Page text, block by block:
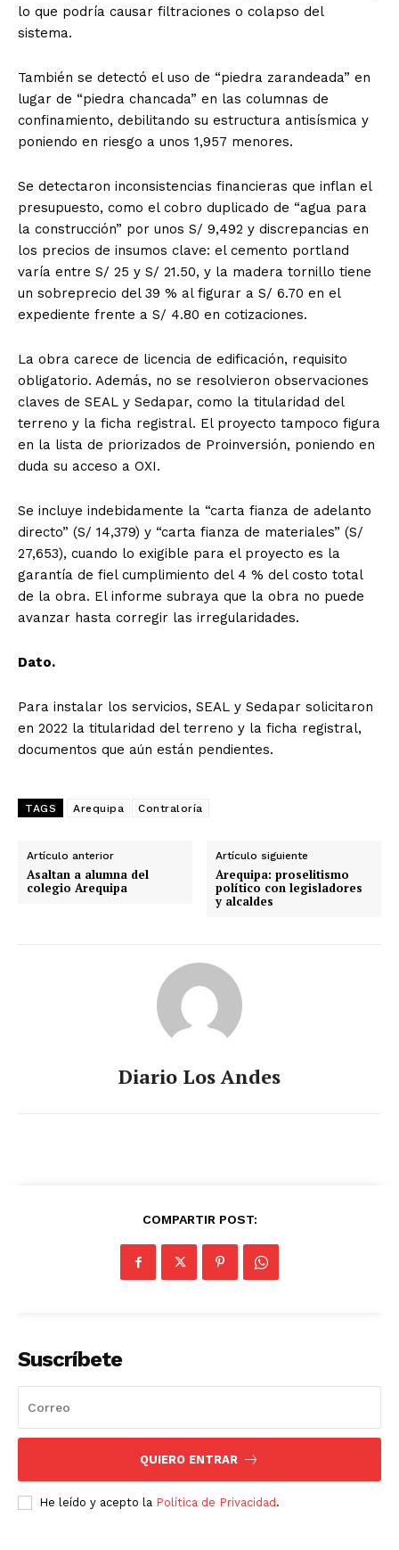
lo que podría causar filtraciones o colapso del
sistema.
También se detectó el uso de “piedra zarandeada” en
lugar de “piedra chancada” en las columnas de
confinamiento, debilitando su estructura antisísmica y
poniendo en riesgo a unos 1,957 menores.
Se detectaron inconsistencias financieras que inflan el
presupuesto, como el cobro duplicado de “agua para
la construcción” por unos S/ 9,492 y discrepancias en
los precios de insumos clave: el cemento portland
varía entre S/ 25 y S/ 21.50, y la madera tornillo tiene
un sobreprecio del 39 % al figurar a S/ 6.70 en el
expediente frente a S/ 4.80 en cotizaciones.
La obra carece de licencia de edificación, requisito
obligatorio. Además, no se resolvieron observaciones
claves de SEAL y Sedapar, como la titularidad del
terreno y la ficha registral. El proyecto tampoco figura
en la lista de priorizados de Proinversión, poniendo en
duda su acceso a OXI.
Se incluye indebidamente la “carta fianza de adelanto
directo” (S/ 14,379) y “carta fianza de materiales” (S/
27,653), cuando lo exigible para el proyecto es la
garantía de fiel cumplimiento del 4 % del costo total
de la obra. El informe subraya que la obra no puede
avanzar hasta corregir las irregularidades.
Dato.
Para instalar los servicios, SEAL y Sedapar solicitaron
en 2022 la titularidad del terreno y la ficha registral,
documentos que aún están pendientes.
TAGS Arequipa Contraloría
Artículo anterior
Asaltan a alumna del
colegio Arequipa
Artículo siguiente
Arequipa: proselitismo
político con legisladores
y alcaldes
Diario Los Andes
COMPARTIR POST:
Suscríbete
QUIERO ENTRAR
He leído y acepto la Política de Privacidad .